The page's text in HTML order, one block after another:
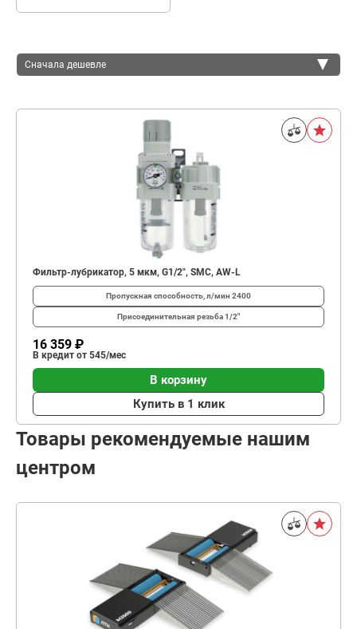
Сначала дешевле
Фильтр-лубрикатор, 5 мкм, G1/2", SMC, AW-L
Пропускная способность, л/мин 2400
Присоединительная резьба1/2"
16 359 ₽
В кредит от 545/мес
В корзину
Купить в 1 клик
Товары рекомендуемые нашим
центром